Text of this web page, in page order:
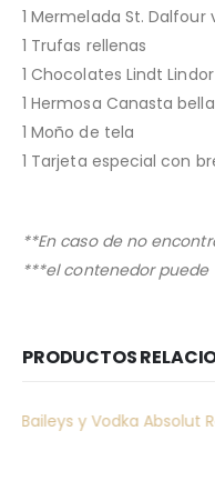
1 Mermelada St. Dalfour
1 Trufas rellenas
1 Chocolates Lindt Lindor
1 Hermosa Canasta
1 Moño de tela
1 Tarjeta especial con
**En caso de no
***el contenedor puede
PRODUCTOS